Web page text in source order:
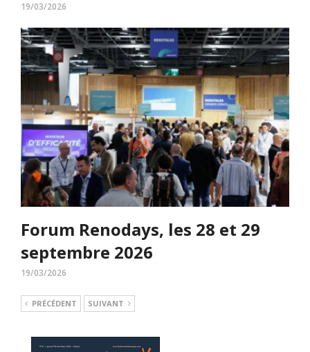
19/03/2026
Forum Renodays, les 28 et 29
septembre 2026
19/03/2026
PRÉCÉDENT SUIVANT